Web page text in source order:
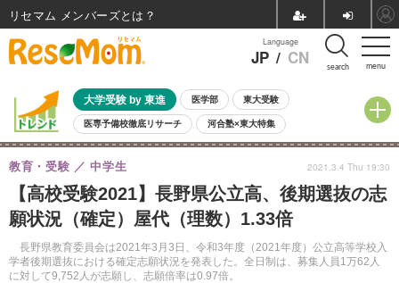
menu
Language
JP / CN search
大学受験 by 東進 医学部 東大受験
医専予備校徹底リサーチ 河合塾×東大特集
親子で考える大学選び 高校受験 中学受験 小学校受験
共通テスト 夏休み
8月開催イベント・WS 全国公立高校 過去問 人気記事
自由研究教材（小学生向け） 自由研究教材（中学生向け）
【高校受験2021】長野県公立高、後期選抜の志
願状況（確定）屋代（理数）1.33倍
長野県教育委員会は2021年3月3日、令和3年度（2021年度）公立高等学校入
学者後期選抜における確定志願状況を発表した。全日制は、募集人員1万62人
に対して9,752人が志願し、志願倍率は0.97倍。
教育・受験 中学生 2021.3.4 Thu 19:30
リセマム メンバーズ